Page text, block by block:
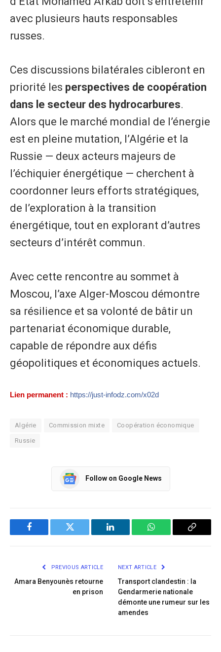
avec plusieurs hauts responsables
russes.
Ces discussions bilatérales cibleront en
priorité les perspectives de coopération
dans le secteur des hydrocarbures.
Alors que le marché mondial de l’énergie
est en pleine mutation, l’Algérie et la
Russie — deux acteurs majeurs de
l’échiquier énergétique — cherchent à
coordonner leurs efforts stratégiques,
de l’exploration à la transition
énergétique, tout en explorant d’autres
secteurs d’intérêt commun.
Avec cette rencontre au sommet à
Moscou, l’axe Alger-Moscou démontre
sa résilience et sa volonté de bâtir un
partenariat économique durable,
capable de répondre aux défis
géopolitiques et économiques actuels.
Lien permanent : https://just-infodz.com/x02d
Algérie Commission mixte Coopération économique
Russie
Follow on Google News
Facebook Twitter LinkedIn WhatsApp Copy
PREVIOUS ARTICLE
Amara Benyounès retourne
en prison
NEXT ARTICLE
Transport clandestin : la
Gendarmerie nationale
démonte une rumeur sur les
amendes​